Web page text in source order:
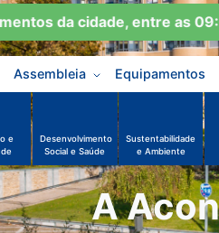
da cidade, entre as 09:00
Assembleia Equipamentos
e
Desenvolvimento
Social e Saúde
Sustentabilidade
e Ambiente
A